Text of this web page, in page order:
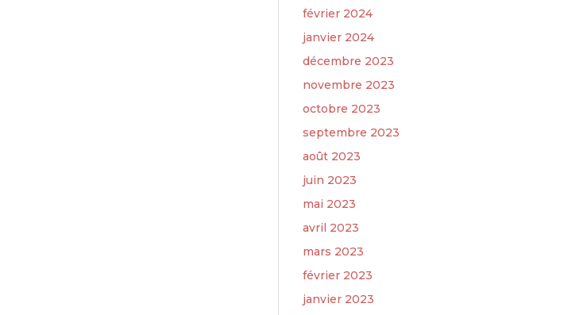
février 2024
janvier 2024
décembre 2023
novembre 2023
octobre 2023
septembre 2023
août 2023
juin 2023
mai 2023
avril 2023
mars 2023
février 2023
janvier 2023